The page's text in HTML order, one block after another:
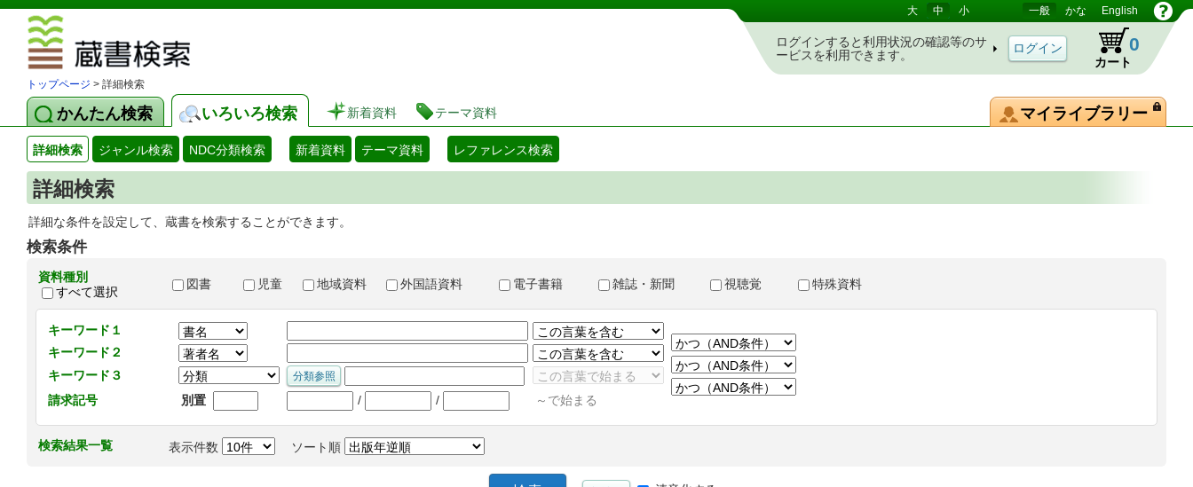
大 中 小 一般 かな English
ログインすると利用状況の確認等のサ
ービスを利用できます。
カート
0
トップページ > 詳細検索
かんたん検索 いろいろ検索 新着資料 テーマ資料 マイライブラリー
詳細検索 ジャンル検索 NDC分類検索 新着資料 テーマ資料 レファレンス検索
詳細検索
詳細な条件を設定して、蔵書を検索することができます。
検索条件
資料種別
すべて選択
図書 児童 地域資料 外国語資料 電子書籍 雑誌・新聞 視聴覚 特殊資料
キーワード１
キーワード２
キーワード３
請求記号
別置 / / ～で始まる
検索結果一覧 表示件数 ソート順